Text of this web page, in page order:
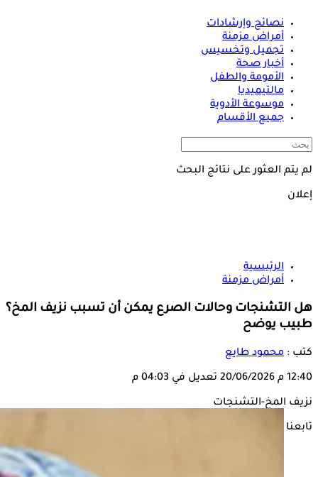
نصائح وإرشادات
أمراض مزمنة
تجميل وتخسيس
أخبار صحة
الأمومة والطفل
مالتيميديا
موسوعة الأدوية
جميع الأقسام
لم يتم العثور على نتائج البحث
إعلان
الرئيسية
أمراض مزمنة
هل التشنجات وحالات الصرع يمكن أن تسبب نزيف المخ؟
طبيب يوضح
كتب : محمود طايع
12:40 م 20/06/2026 تعديل في 04:03 م
نزيف المخ-التشنجات
تابعنا على